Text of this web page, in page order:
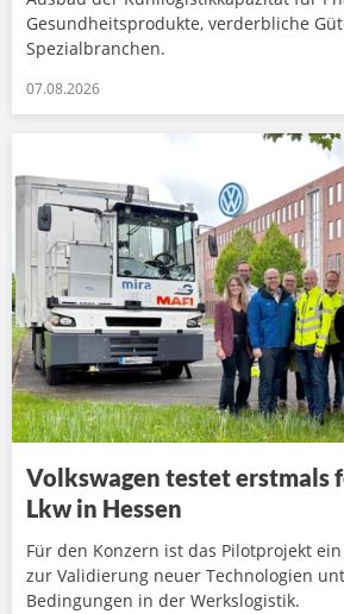
Gesundheitsprodukte, verderbliche
Spezialbranchen.
07.08.2026
Volkswagen testet erstmals
Lkw in Hessen
Für den Konzern ist das Pilotprojekt
zur Validierung neuer Technologien
Bedingungen in der Werkslogistik.